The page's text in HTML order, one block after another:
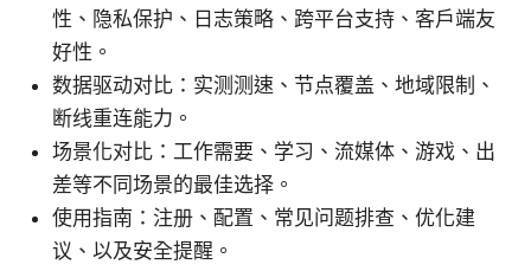
性、隐私保护、日志策略、跨平台支持、客户端友
好性。
数据驱动对比：实测测速、节点覆盖、地域限制、
断线重连能力。
场景化对比：工作需要、学习、流媒体、游戏、出
差等不同场景的最佳选择。
使用指南：注册、配置、常见问题排查、优化建
议、以及安全提醒。